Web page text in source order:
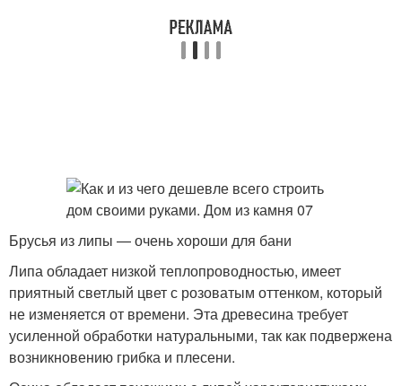
Брусья из липы — очень хороши для бани
Липа обладает низкой теплопроводностью, имеет
приятный светлый цвет с розоватым оттенком, который
не изменяется от времени. Эта древесина требует
усиленной обработки натуральными, так как подвержена
возникновению грибка и плесени.